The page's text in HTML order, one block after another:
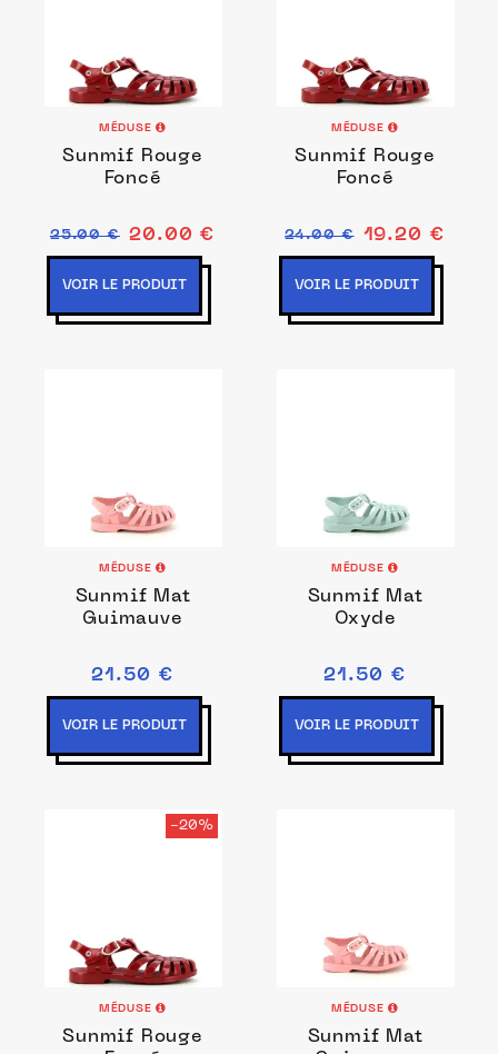
MÉDUSE
Sunmif Rouge
Foncé
25.00 € 20.00 €
VOIR LE PRODUIT
MÉDUSE
Sunmif Rouge
Foncé
24.00 € 19.20 €
VOIR LE PRODUIT
MÉDUSE
Sunmif Mat
Guimauve
21.50 €
VOIR LE PRODUIT
MÉDUSE
Sunmif Mat
Oxyde
21.50 €
VOIR LE PRODUIT
-20%
MÉDUSE
Sunmif Rouge
MÉDUSE
Sunmif Mat